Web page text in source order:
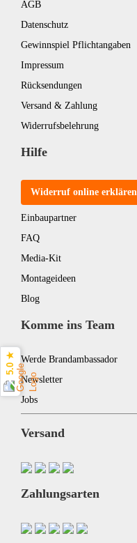
AGB
Datenschutz
Gewinnspiel Pflichtangaben
Impressum
Rücksendungen
Versand & Zahlung
Widerrufsbelehrung
Hilfe
Widerruf online erklären
Einbaupartner
FAQ
Media-Kit
Montageideen
Blog
Komme ins Team
Werde Brandambassador
Newsletter
Jobs
Versand
Zahlungsarten
5.0 ★